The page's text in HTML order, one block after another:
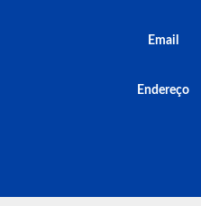
Email
Endereço